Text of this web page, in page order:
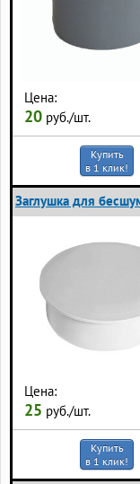
Цена:
20 руб./шт.
Купить
в 1 клик!
Заглушка для
Цена:
25 руб./шт.
Купить
в 1 клик!